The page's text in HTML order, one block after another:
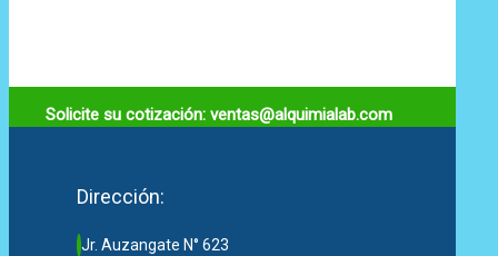
Solicite su cotización: ventas@alquimialab.com
Dirección:
Jr. Auzangate N° 623